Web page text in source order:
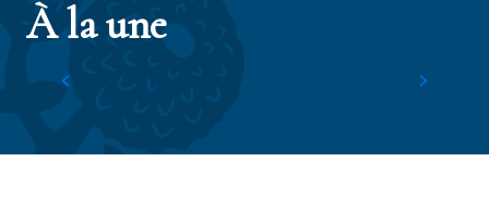
À la une
durable via un dispositif de collecte de
dons